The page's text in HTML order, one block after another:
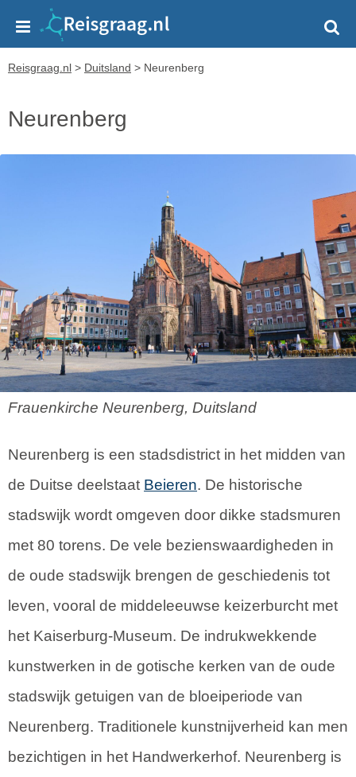
Reisgraag.nl > Duitsland > Neurenberg
Neurenberg
Frauenkirche Neurenberg, Duitsland
Neurenberg is een stadsdistrict in het midden van
de Duitse deelstaat Beieren. De historische
stadswijk wordt omgeven door dikke stadsmuren
met 80 torens. De vele bezienswaardigheden in
de oude stadswijk brengen de geschiedenis tot
leven, vooral de middeleeuwse keizerburcht met
het Kaiserburg-Museum. De indrukwekkende
kunstwerken in de gotische kerken van de oude
stadswijk getuigen van de bloeiperiode van
Neurenberg. Traditionele kunstnijverheid kan men
bezichtigen in het Handwerkerhof. Neurenberg is